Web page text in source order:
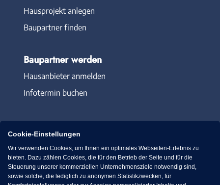
Hausprojekt anlegen
Baupartner finden
Baupartner werden
Hausanbieter anmelden
Infotermin buchen
Immowelt.de Bauen.de
Cookie-Einstellungen
Wir verwenden Cookies, um Ihnen ein optimales Webseiten-Erlebnis zu
bieten. Dazu zählen Cookies, die für den Betrieb der Seite und für die
Steuerung unserer kommerziellen Unternehmensziele notwendig sind,
sowie solche, die lediglich zu anonymen Statistikzwecken, für